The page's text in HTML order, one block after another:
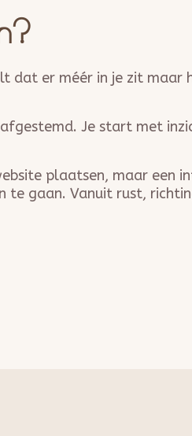
dat er méér in je zit
Je start met
plaatsen, maar een
gaan. Vanuit rust,